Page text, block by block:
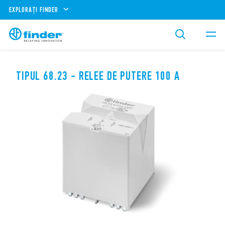
EXPLORAȚI FINDER
TIPUL 68.23 - RELEE DE PUTERE 100 A